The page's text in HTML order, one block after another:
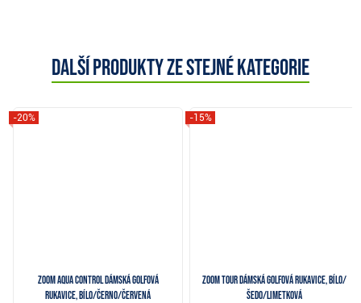
Další produkty ze stejné kategorie
Zoom Aqua Control dámská golfová
rukavice, bílo/černo/červená
-20%
Zoom Tour dámská golfová rukavice, bílo/
šedo/limetková
-15%